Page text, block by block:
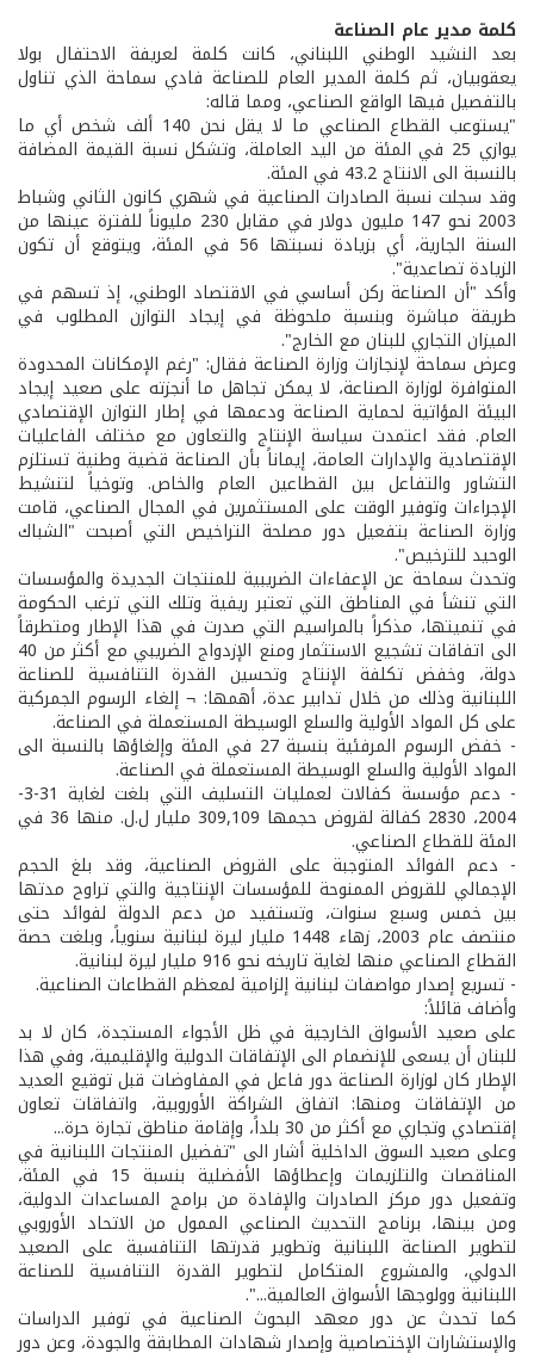
كلمة مدير عام الصناعة
بعد النشيد الوطني اللبناني، كانت كلمة لعريفة الاحتفال بولا
يعقوبيان، ثم كلمة المدير العام للصناعة فادي سماحة الذي تناول
بالتفصيل فيها الواقع الصناعي، ومما قاله:
"يستوعب القطاع الصناعي ما لا يقل نحن 140 ألف شخص أي ما
يوازي 25 في المئة من اليد العاملة، وتشكل نسبة القيمة المضافة
بالنسبة الى الانتاج 43.2 في المئة.
وقد سجلت نسبة الصادرات الصناعية في شهري كانون الثاني وشباط
2003 نحو 147 مليون دولار في مقابل 230 مليوناً للفترة عينها من
السنة الجارية، أي بزيادة نسبتها 56 في المئة، ويتوقع أن تكون
الزيادة تصاعدية".
وأكد "أن الصناعة ركن أساسي في الاقتصاد الوطني، إذ تسهم في
طريقة مباشرة وبنسبة ملحوظة في إيجاد التوازن المطلوب في
الميزان التجاري للبنان مع الخارج".
وعرض سماحة لإنجازات وزارة الصناعة فقال: "رغم الإمكانات المحدودة
المتوافرة لوزارة الصناعة، لا يمكن تجاهل ما أنجزته على صعيد إيجاد
البيئة المؤاتية لحماية الصناعة ودعمها في إطار التوازن الإقتصادي
العام. فقد اعتمدت سياسة الإنتاج والتعاون مع مختلف الفاعليات
الإقتصادية والإدارات العامة، إيماناً بأن الصناعة قضية وطنية تستلزم
التشاور والتفاعل بين القطاعين العام والخاص. وتوخياً لتنشيط
الإجراءات وتوفير الوقت على المستثمرين في المجال الصناعي، قامت
وزارة الصناعة بتفعيل دور مصلحة التراخيص التي أصبحت "الشباك
الوحيد للترخيص".
وتحدث سماحة عن الإعفاءات الضريبية للمنتجات الجديدة والمؤسسات
التي تنشأ في المناطق التي تعتبر ريفية وتلك التي ترغب الحكومة
في تنميتها، مذكراً بالمراسيم التي صدرت في هذا الإطار ومتطرقاً
الى اتفاقات تشجيع الاستثمار ومنع الإزدواج الضريبي مع أكثر من 40
دولة، وخفض تكلفة الإنتاج وتحسين القدرة التنافسية للصناعة
اللبنانية وذلك من خلال تدابير عدة، أهمها: ¬ إلغاء الرسوم الجمركية
على كل المواد الأولية والسلع الوسيطة المستعملة في الصناعة.
- خفض الرسوم المرفئية بنسبة 27 في المئة وإلغاؤها بالنسبة الى
المواد الأولية والسلع الوسيطة المستعملة في الصناعة.
- دعم مؤسسة كفالات لعمليات التسليف التي بلغت لغاية 31-3-
2004، 2830 كفالة لقروض حجمها 309,109 مليار ل.ل. منها 36 في
المئة للقطاع الصناعي.
- دعم الفوائد المتوجبة على القروض الصناعية، وقد بلغ الحجم
الإجمالي للقروض الممنوحة للمؤسسات الإنتاجية والتي تراوح مدتها
بين خمس وسبع سنوات، وتستفيد من دعم الدولة لفوائد حتى
منتصف عام 2003، زهاء 1448 مليار ليرة لبنانية سنوياً، وبلغت حصة
القطاع الصناعي منها لغاية تاريخه نحو 916 مليار ليرة لبنانية.
- تسريع إصدار مواصفات لبنانية إلزامية لمعظم القطاعات الصناعية.
وأضاف قائلاً:
على صعيد الأسواق الخارجية في ظل الأجواء المستجدة، كان لا بد
للبنان أن يسعى للإنضمام الى الإتفاقات الدولية والإقليمية، وفي هذا
الإطار كان لوزارة الصناعة دور فاعل في المفاوضات قبل توقيع العديد
من الإتفاقات ومنها: اتفاق الشراكة الأوروبية، واتفاقات تعاون
إقتصادي وتجاري مع أكثر من 30 بلداً، وإقامة مناطق تجارة حرة...
وعلى صعيد السوق الداخلية أشار الى "تفضيل المنتجات اللبنانية في
المناقصات والتلزيمات وإعطاؤها الأفضلية بنسبة 15 في المئة،
وتفعيل دور مركز الصادرات والإفادة من برامج المساعدات الدولية،
ومن بينها، برنامج التحديث الصناعي الممول من الاتحاد الأوروبي
لتطوير الصناعة اللبنانية وتطوير قدرتها التنافسية على الصعيد
الدولي، والمشروع المتكامل لتطوير القدرة التنافسية للصناعة
اللبنانية وولوجها الأسواق العالمية...".
كما تحدث عن دور معهد البحوث الصناعية في توفير الدراسات
والإستشارات الإختصاصية وإصدار شهادات المطابقة والجودة، وعن دور